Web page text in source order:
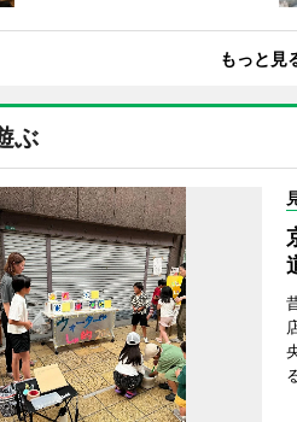
もっと見
ぶ